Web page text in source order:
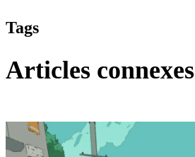
Tags
Articles connexes